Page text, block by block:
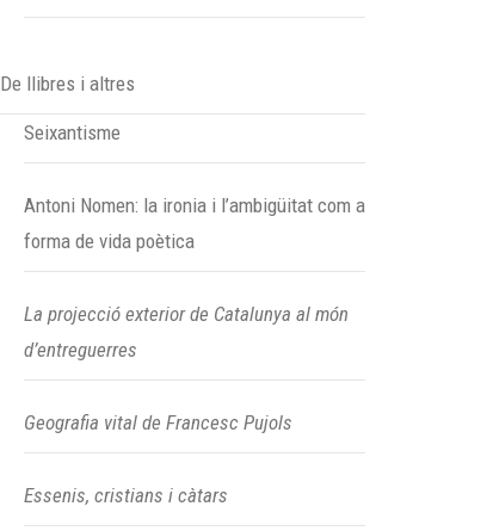
De llibres i altres
Seixantisme
Antoni Nomen: la ironia i l’ambigüitat com a
forma de vida poètica
La projecció exterior de Catalunya al món
d’entreguerres
Geografia vital de Francesc Pujols
Essenis, cristians i càtars